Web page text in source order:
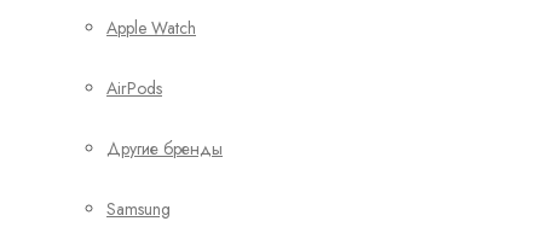
Apple Watch
AirPods
Другие бренды
Samsung